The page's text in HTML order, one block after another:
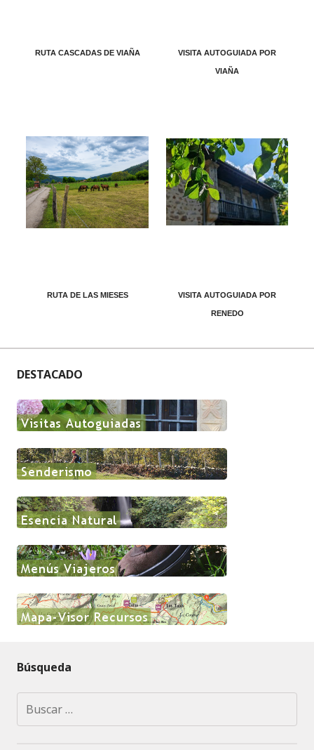
RUTA CASCADAS DE VIAÑA VISITA AUTOGUIADA POR
VIAÑA
RUTA DE LAS MIESES VISITA AUTOGUIADA POR
RENEDO
DESTACADO
Búsqueda